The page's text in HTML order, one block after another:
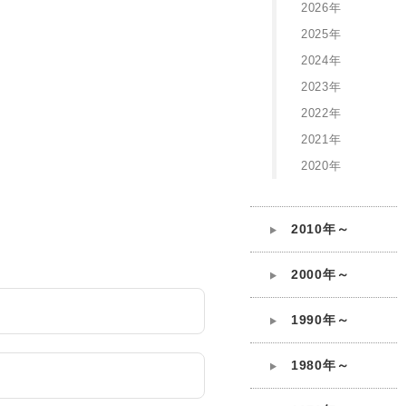
2026年
2025年
2024年
2023年
2022年
2021年
2020年
2010年～
2000年～
1990年～
1980年～